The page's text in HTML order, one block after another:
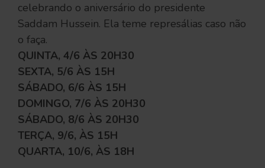
celebrando o aniversário do presidente
Saddam Hussein. Ela teme represálias caso não
o faça.
QUINTA, 4/6 ÀS 20H30
SEXTA, 5/6 ÀS 15H
SÁBADO, 6/6 ÀS 15H
DOMINGO, 7/6 ÀS 20H30
SÁBADO, 8/6 ÀS 20H30
TERÇA, 9/6, ÀS 15H
QUARTA, 10/6, ÀS 18H